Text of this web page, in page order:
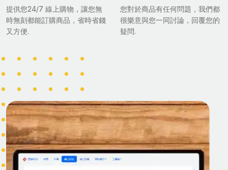
提供您24/7 線上購物，讓您無
時無刻都能訂購商品，省時省錢
又方便.
您對於商品有任何問題，我們都
很樂意與您一同討論，回覆您的
疑問.